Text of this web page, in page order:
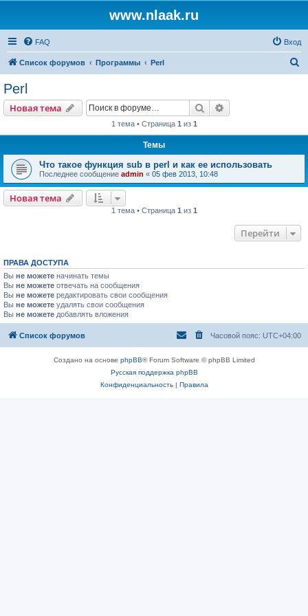
www.nlaak.ru
FAQ Вход
Список форумов Программы Perl
Perl
Новая тема Поиск
1 тема • Страница 1 из 1
Темы
Что такое функция sub в perl и как ее использовать
Последнее сообщение admin « 05 фев 2013, 10:48
Новая тема
1 тема • Страница 1 из 1
Перейти
ПРАВА ДОСТУПА
Вы не можете начинать темы
Вы не можете отвечать на сообщения
Вы не можете редактировать свои сообщения
Вы не можете удалять свои сообщения
Вы не можете добавлять вложения
Список форумов Часовой пояс: UTC+04:00
Создано на основе phpBB® Forum Software © phpBB Limited
Русская поддержка phpBB
Конфиденциальность| Правила